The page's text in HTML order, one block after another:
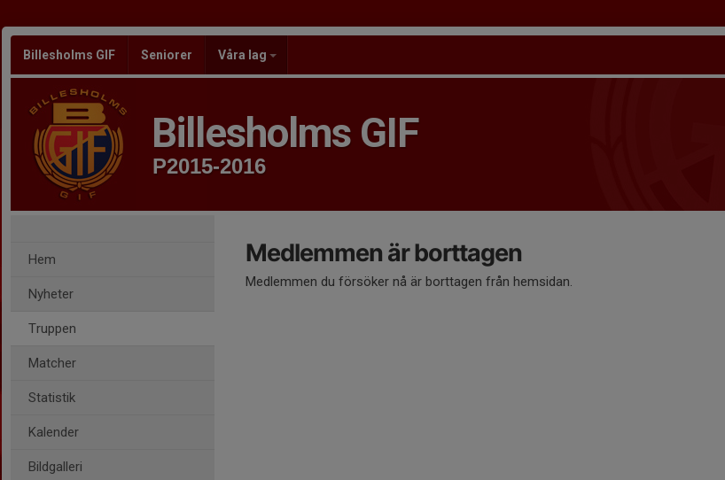
Billesholms GIF Seniorer Våra lag
Billesholms GIF
P2015-2016
Hem
Nyheter
Truppen
Matcher
Statistik
Kalender
Bildgalleri
Medlemmen är borttagen
Medlemmen du försöker nå är borttagen från hemsidan.